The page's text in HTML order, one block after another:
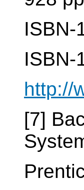
ISBN-
ISBN-
http://
[7]